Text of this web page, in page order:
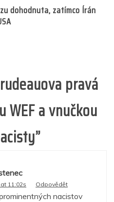
dohodnuta, zatímco Írán
pravá
a vnučkou
”
11:02s Odpovědět
nacistov